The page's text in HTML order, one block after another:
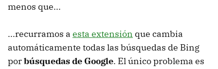
menos que...
...recurramos a esta extensión que cambia
automáticamente todas las búsquedas de Bing
porbúsquedas de Google. El único problema es